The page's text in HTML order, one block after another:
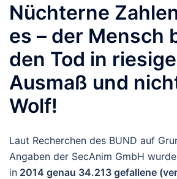
Nüchterne
es – der Mensch
den Tod in
Ausmaß und
Wolf!
Laut Recherchen des BUND auf
Angaben der SecAnim GmbH
in 2014 genau 34.213 gefallene